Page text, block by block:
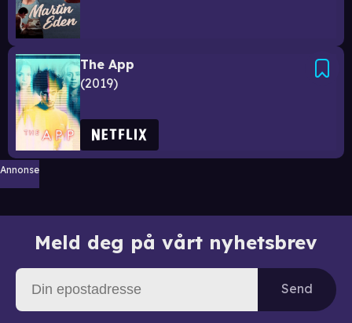
The App
2019
Annonse
Meld deg på vårt nyhetsbrev
Send